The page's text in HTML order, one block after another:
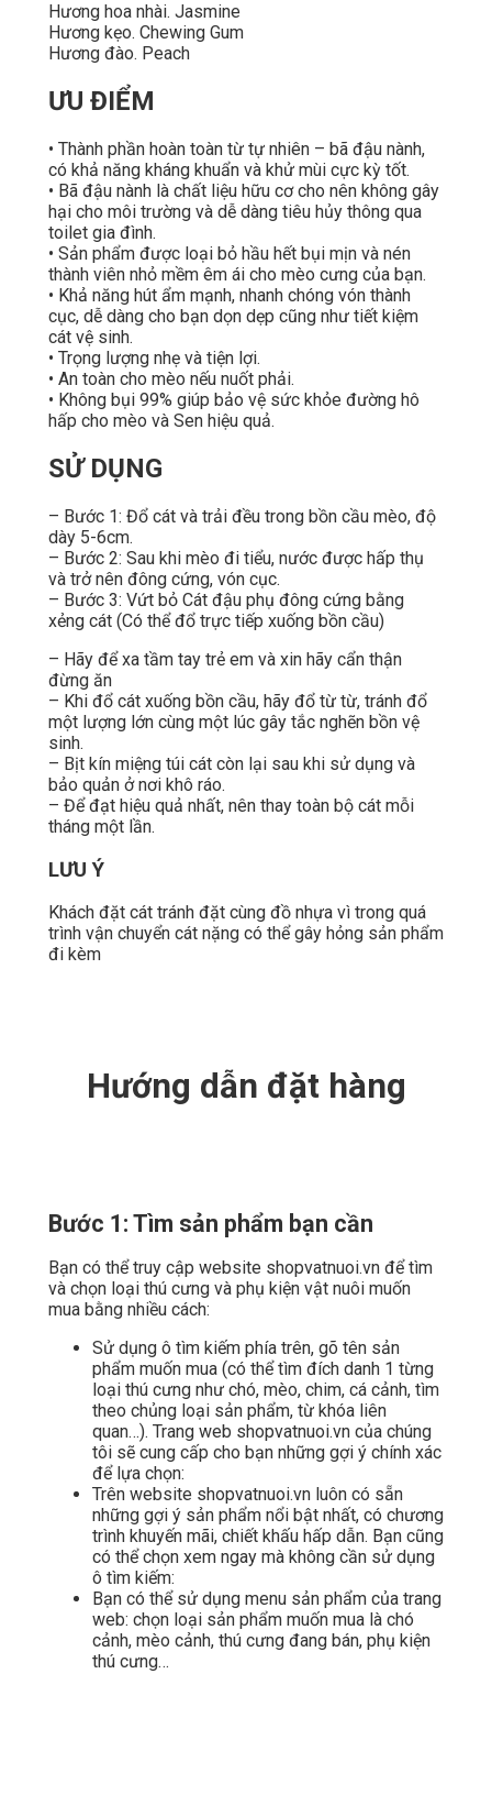
Hương hoa nhài. Jasmine
Hương kẹo. Chewing Gum
Hương đào. Peach
ƯU ĐIỂM
• Thành phần hoàn toàn từ tự nhiên – bã đậu nành,
có khả năng kháng khuẩn và khử mùi cực kỳ tốt.
• Bã đậu nành là chất liệu hữu cơ cho nên không gây
hại cho môi trường và dễ dàng tiêu hủy thông qua
toilet gia đình.
• Sản phẩm được loại bỏ hầu hết bụi mịn và nén
thành viên nhỏ mềm êm ái cho mèo cưng của bạn.
• Khả năng hút ẩm mạnh, nhanh chóng vón thành
cục, dễ dàng cho bạn dọn dẹp cũng như tiết kiệm
cát vệ sinh.
• Trọng lượng nhẹ và tiện lợi.
• An toàn cho mèo nếu nuốt phải.
• Không bụi 99% giúp bảo vệ sức khỏe đường hô
hấp cho mèo và Sen hiệu quả.
SỬ DỤNG
– Bước 1: Đổ cát và trải đều trong bồn cầu mèo, độ
dày 5-6cm.
– Bước 2: Sau khi mèo đi tiểu, nước được hấp thụ
và trở nên đông cứng, vón cục.
– Bước 3: Vứt bỏ Cát đậu phụ đông cứng bằng
xẻng cát (Có thể đổ trực tiếp xuống bồn cầu)
– Hãy để xa tầm tay trẻ em và xin hãy cẩn thận
đừng ăn
– Khi đổ cát xuống bồn cầu, hãy đổ từ từ, tránh đổ
một lượng lớn cùng một lúc gây tắc nghẽn bồn vệ
sinh.
– Bịt kín miệng túi cát còn lại sau khi sử dụng và
bảo quản ở nơi khô ráo.
– Để đạt hiệu quả nhất, nên thay toàn bộ cát mỗi
tháng một lần.
LƯU Ý
Khách đặt cát tránh đặt cùng đồ nhựa vì trong quá
trình vận chuyển cát nặng có thể gây hỏng sản phẩm
đi kèm
Hướng dẫn đặt hàng
Bước 1: Tìm sản phẩm bạn cần
Bạn có thể truy cập website shopvatnuoi.vn để tìm
và chọn loại thú cưng và phụ kiện vật nuôi muốn
mua bằng nhiều cách:
Sử dụng ô tìm kiếm phía trên, gõ tên sản
phẩm muốn mua (có thể tìm đích danh 1 từng
loại thú cưng như chó, mèo, chim, cá cảnh, tìm
theo chủng loại sản phẩm, từ khóa liên
quan…). Trang web shopvatnuoi.vn của chúng
tôi sẽ cung cấp cho bạn những gợi ý chính xác
để lựa chọn:
Trên website shopvatnuoi.vn luôn có sẵn
những gợi ý sản phẩm nổi bật nhất, có chương
trình khuyến mãi, chiết khấu hấp dẫn. Bạn cũng
có thể chọn xem ngay mà không cần sử dụng
ô tìm kiếm:
Bạn có thể sử dụng menu sản phẩm của trang
web: chọn loại sản phẩm muốn mua là chó
cảnh, mèo cảnh, thú cưng đang bán, phụ kiện
thú cưng…